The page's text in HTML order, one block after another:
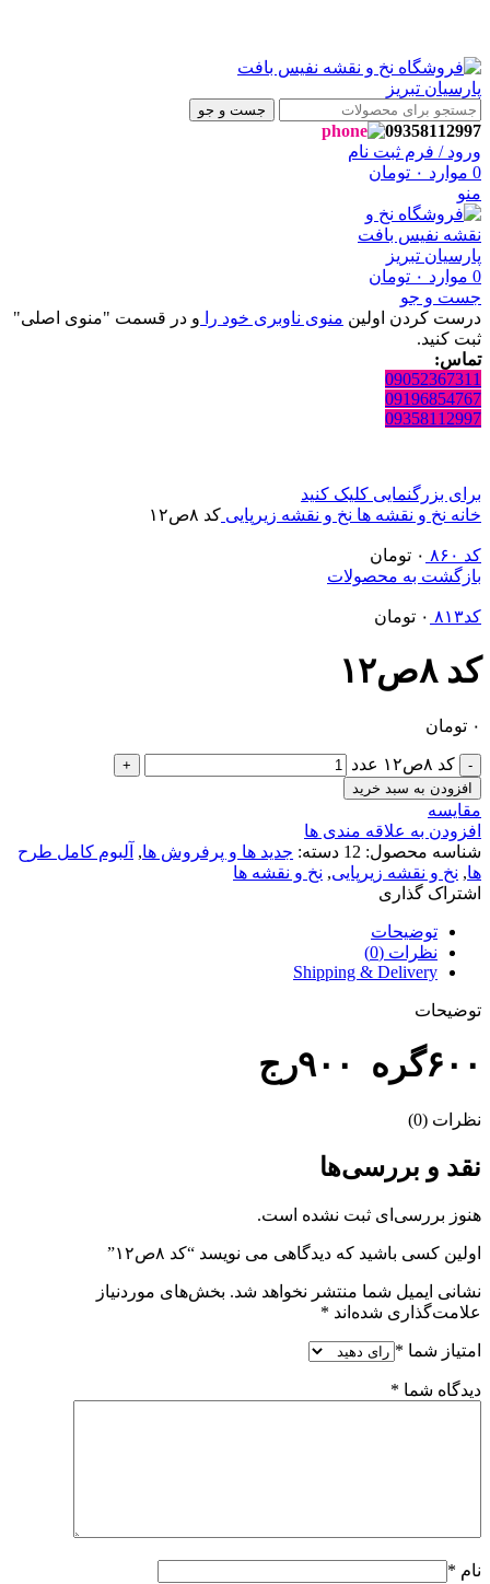
جست و جو
09358112997
ورود / فرم ثبت نام
0 موارد ۰ تومان
منو
0 موارد ۰ تومان
جست و جو
درست کردن اولین منوی ناوبری خود را و در قسمت "منوی اصلی"
ثبت کنید.
تماس:
09052367311
09196854767
09358112997
برای بزرگنمایی کلیک کنید
خانه نخ و نقشه ها نخ و نقشه زیرپایی کد ۸ص۱۲
کد ۸۶۰ ۰ تومان
بازگشت به محصولات
کد۸۱۳ ۰ تومان
کد ۸ص۱۲
۰ تومان
کد ۸ص۱۲ عدد
افزودن به سبد خرید
مقایسه
افزودن به علاقه مندی ها
شناسه محصول: 12 دسته: جدید ها و پرفروش ها, آلبوم کامل طرح
ها, نخ و نقشه زیرپایی, نخ و نقشه ها
اشتراک گذاری
توضیحات
نظرات (0)
Shipping & Delivery
توضیحات
۶۰۰گره ۹۰۰رج
نظرات (0)
نقد و بررسی‌ها
هنوز بررسی‌ای ثبت نشده است.
اولین کسی باشید که دیدگاهی می نویسد “کد ۸ص۱۲”
نشانی ایمیل شما منتشر نخواهد شد. بخش‌های موردنیاز
علامت‌گذاری شده‌اند *
امتیاز شما *
دیدگاه شما *
نام *